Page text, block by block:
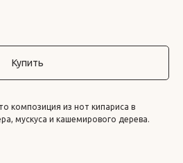
Купить
композиция из нот кипариса в
мускуса и кашемирового дерева.